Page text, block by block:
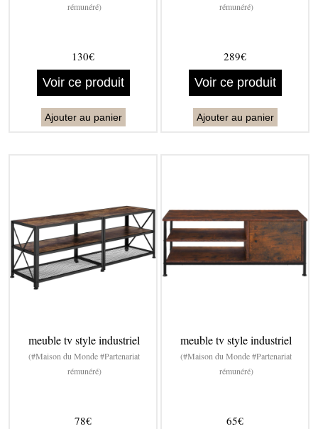
rémunéré)
130€
Voir ce produit
Ajouter au panier
rémunéré)
289€
Voir ce produit
Ajouter au panier
meuble tv style industriel
(#Maison du Monde #Partenariat
rémunéré)
78€
meuble tv style industriel
(#Maison du Monde #Partenariat
rémunéré)
65€